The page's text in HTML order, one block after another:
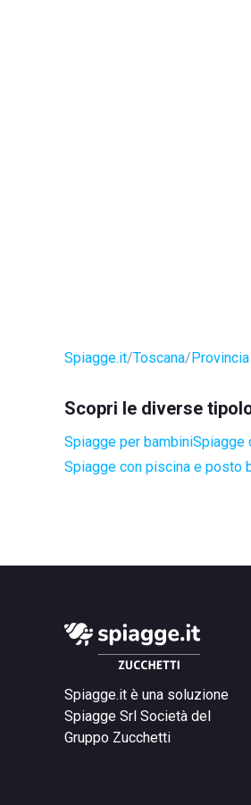
Spiagge.it Toscana
Scopri le diverse
Spiagge per bambiniSpiagge
Spiagge con piscina e posto
Spiagge.it è una soluzione
Spiagge Srl Società del
Gruppo Zucchetti